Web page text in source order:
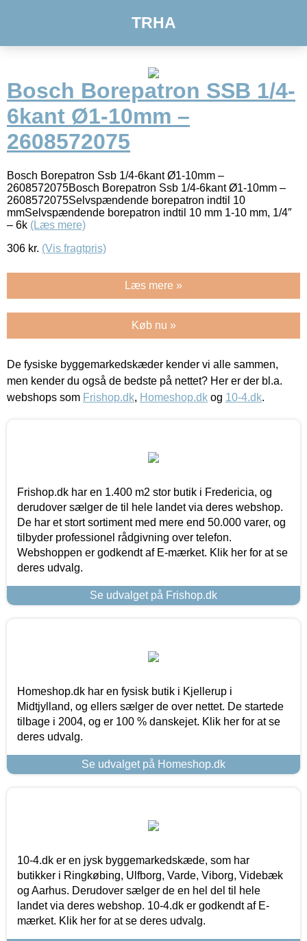
TRHA
Bosch Borepatron SSB 1/4-
6kant Ø1-10mm –
2608572075
Bosch Borepatron Ssb 1/4-6kant Ø1-10mm –
2608572075Bosch Borepatron Ssb 1/4-6kant Ø1-10mm –
2608572075Selvspændende borepatron indtil 10
mmSelvspændende borepatron indtil 10 mm 1-10 mm, 1/4″
– 6k (Læs mere)
306 kr. (Vis fragtpris)
Læs mere »
Køb nu »
De fysiske byggemarkedskæder kender vi alle sammen,
men kender du også de bedste på nettet? Her er der bl.a.
webshops som Frishop.dk, Homeshop.dk og 10-4.dk.
Frishop.dk har en 1.400 m2 stor butik i Fredericia, og
derudover sælger de til hele landet via deres webshop.
De har et stort sortiment med mere end 50.000 varer, og
tilbyder professionel rådgivning over telefon.
Webshoppen er godkendt af E-mærket. Klik her for at se
deres udvalg.
Se udvalget på Frishop.dk
Homeshop.dk har en fysisk butik i Kjellerup i
Midtjylland, og ellers sælger de over nettet. De startede
tilbage i 2004, og er 100 % danskejet. Klik her for at se
deres udvalg.
Se udvalget på Homeshop.dk
10-4.dk er en jysk byggemarkedskæde, som har
butikker i Ringkøbing, Ulfborg, Varde, Viborg, Videbæk
og Aarhus. Derudover sælger de en hel del til hele
landet via deres webshop. 10-4.dk er godkendt af E-
mærket. Klik her for at se deres udvalg.